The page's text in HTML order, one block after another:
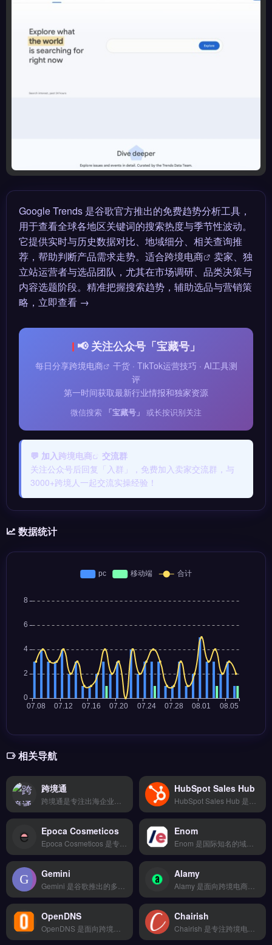
Google Trends 是谷歌官方推出的免费趋势分析工具，
用于查看全球各地区关键词的搜索热度与季节性波动。
它提供实时与历史数据对比、地域细分、相关查询推
荐，帮助判断产品需求走势。适合跨境电商
卖家、独
立站运营者与选品团队，尤其在市场调研、品类决策与
内容选题阶段。精准把握搜索趋势，辅助选品与营销策
略，立即查看 →
📢 关注公众号「宝藏号」
每日分享跨境电商
干货 · TikTok运营技巧 · AI工具测
评
第一时间获取最新行业情报和独家资源
微信搜索 「宝藏号」 或长按识别关注
💬 加入跨境电商
交流群
关注公众号后回复「入群」，免费加入卖家交流群，与
3000+跨境人一起交流实操经验！
数据统计
相关导航
跨境通 HubSpot Sales Hub
Epoca Cosmeticos Enom
Gemini Alamy
OpenDNS Chairish